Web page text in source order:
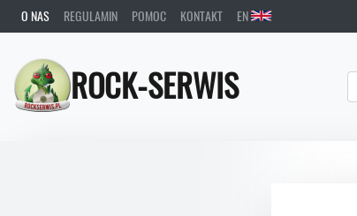
O NAS REGULAMIN POMOC KONTAKT EN
ROCK-SERWIS